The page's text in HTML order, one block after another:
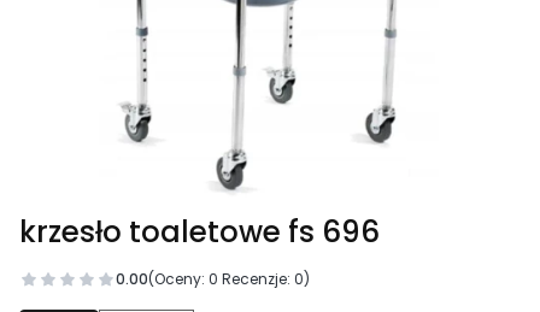
krzesło toaletowe fs 696
0.00(Oceny: 0 Recenzje: 0)